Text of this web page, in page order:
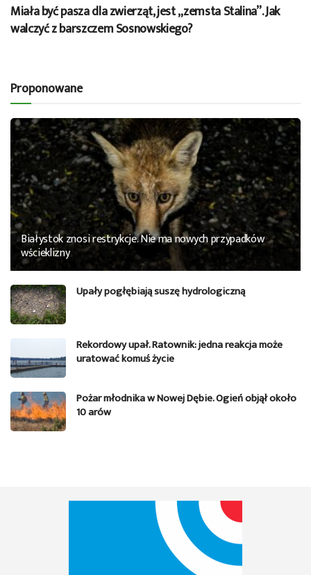
Miała być pasza dla zwierząt, jest „zemsta Stalina”. Jak
walczyć z barszczem Sosnowskiego?
Proponowane
Białystok znosi restrykcje. Nie ma nowych przypadków
wścieklizny
Upały pogłębiają suszę hydrologiczną
Rekordowy upał. Ratownik: jedna reakcja może
uratować komuś życie
Pożar młodnika w Nowej Dębie. Ogień objął około
10 arów